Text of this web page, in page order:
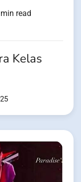
read
Kelas